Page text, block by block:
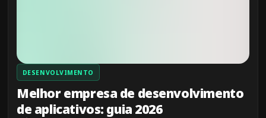
DESENVOLVIMENTO
Melhor empresa de desenvolvimento
de aplicativos: guia 2026